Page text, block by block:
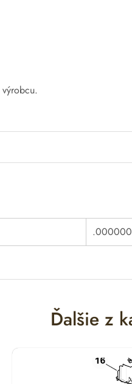
výrobcu.
Ďalšie z